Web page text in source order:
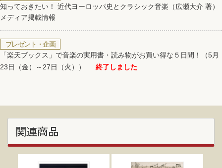
知っておきたい！ 近代ヨーロッパ史とクラシック音楽（広瀬大介 著）
メディア掲載情報
プレゼント・企画
「楽天ブックス」で音楽の実用書・読み物がお買い得な５日間！（5月
23日（金）～27日（火））
終了しました
関連商品